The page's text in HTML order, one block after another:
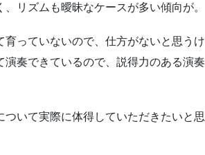
リズムも曖昧なケースが多い傾向が。
っていないので、仕方がないと思うけ
奏できているので、説得力のある演奏
いて実際に体得していただきたいと思